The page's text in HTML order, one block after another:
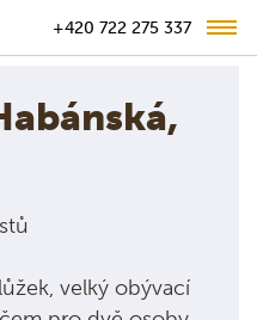
+420 722 275 337
velký obývací